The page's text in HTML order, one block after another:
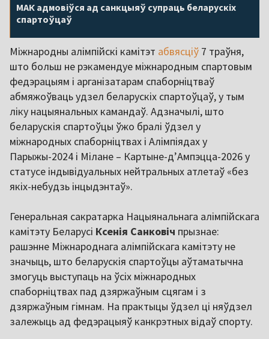
МАК адмовіўся ад санкцыяў супраць беларускіх
спартоўцаў
Міжнародны алімпійскі камітэт абвясціў 7 траўня,
што больш не рэкамендуе міжнародным спартовым
федэрацыям і арганізатарам спаборніцтваў
абмяжоўваць удзел беларускіх спартоўцаў, у тым
ліку нацыянальных камандаў. Адзначылі, што
беларускія спартоўцы ўжо бралі ўдзел у
міжнародных спаборніцтвах і Алімпіядах у
Парыжы-2024 і Мілане – Картыне-д’Ампэцца-2026 у
статусе індывідуальных нейтральных атлетаў «без
якіх-небудзь інцыдэнтаў».
Генеральная сакратарка Нацыянальнага алімпійскага
камітэту Беларусі Ксенія Санковіч прызнае:
рашэнне Міжнароднага алімпійскага камітэту не
значыць, што беларускія спартоўцы аўтаматычна
змогуць выступаць на ўсіх міжнародных
спаборніцтвах пад дзяржаўным сцягам і з
дзяржаўным гімнам. На практыцы ўдзел ці няўдзел
залежыць ад федэрацыяў канкрэтных відаў спорту.